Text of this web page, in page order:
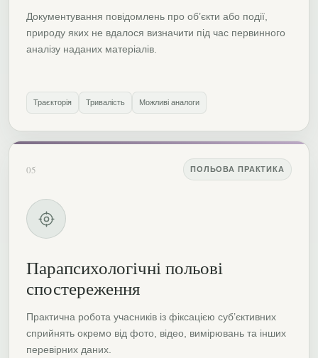
Документування повідомлень про об’єкти або події,
природу яких не вдалося визначити під час первинного
аналізу наданих матеріалів.
Траєкторія Тривалість Можливі аналоги
05 ПОЛЬОВА ПРАКТИКА
Парапсихологічні польові
спостереження
Практична робота учасників із фіксацією суб’єктивних
сприйнять окремо від фото, відео, вимірювань та інших
перевірних даних.